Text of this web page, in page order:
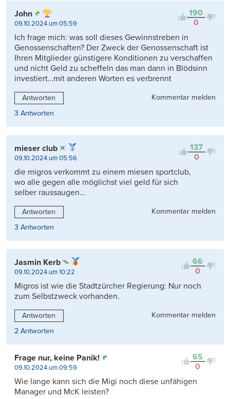
190
0
John
09.10.2024 um 05:59
Ich frage mich: was soll dieses Gewinnstreben in
Genossenschaften? Der Zweck der Genossenschaft ist
Ihren Mitglieder günstigere Konditionen zu verschaffen
und nicht Geld zu scheffeln das man dann in Blödsinn
investiert…mit anderen Worten es verbrennt
Antworten
Kommentar melden
3 Antworten
137
0
mieser club
09.10.2024 um 05:56
die migros verkommt zu einem miesen sportclub,
wo alle gegen alle möglichst viel geld für sich
selber raussaugen…
Antworten
Kommentar melden
3 Antworten
66
0
Jasmin Kerb
09.10.2024 um 10:22
Migros ist wie die Stadtzürcher Regierung: Nur noch
zum Selbstzweck vorhanden.
Antworten
Kommentar melden
2 Antworten
65
0
Frage nur, keine Panik!
09.10.2024 um 09:59
Wie lange kann sich die Migi noch diese unfähigen
Manager und McK leisten?